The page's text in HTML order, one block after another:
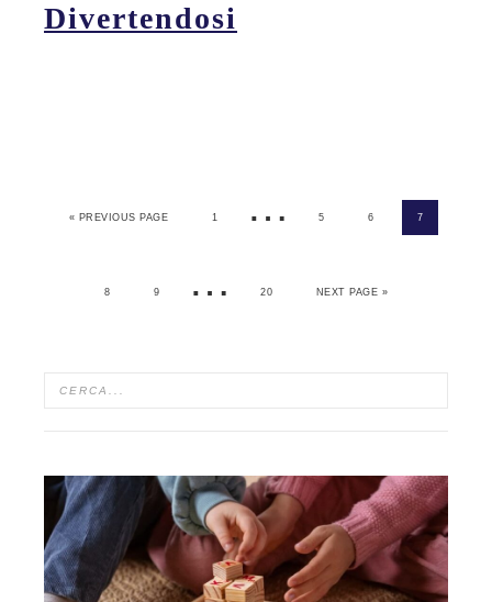
Divertendosi
« PREVIOUS PAGE 1 … 5 6 7
8 9 … 20 NEXT PAGE »